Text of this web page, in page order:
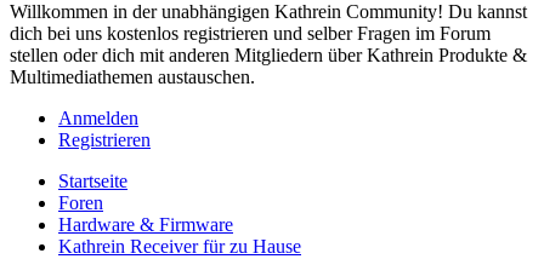
Willkommen in der unabhängigen Kathrein Community! Du kannst
dich bei uns kostenlos registrieren und selber Fragen im Forum
stellen oder dich mit anderen Mitgliedern über Kathrein Produkte &
Multimediathemen austauschen.
Anmelden
Registrieren
Startseite
Foren
Hardware & Firmware
Kathrein Receiver für zu Hause